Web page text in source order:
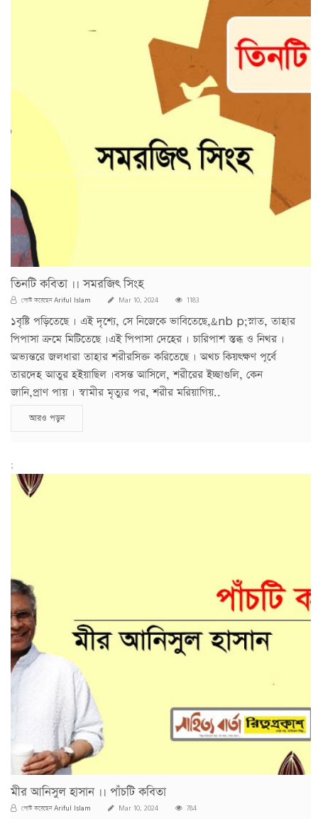
তিনটি কবিতা ।। সমরজিৎ সিংহ
পোস্ট করেছেনAriful Islam Mar 10, 2024 1183
১বৃষ্টি পড়িতেছে । এই দৃশ্যে, সে নিজেকে ভাবিতেছে,&nb p;স্নাত, তাহার
পিপাসা ক্রমে মিটিতেছে ।এই পিপাসা দেহের । চারিপাশ স্তব্ধ ও নিথর ।
অভ্যন্তরে জলধারা তাহার শরীরসিক্ত করিতেছে । অথচ কিয়ৎক্ষণ পূর্বে
তারদেহ আতুর হইয়াছিল ।বসন্ত আসিলে, শরীরের ইচ্ছাগুলি, কেন
জানি,প্রাণ পায় । স্বামীর মৃত্যুর পর, শরীর মরিয়াগিয়..
আরও পড়ুন
;
মীর আনিসুল হাসান ।। পাঁচটি কবিতা
পোস্ট করেছেনAriful Islam Mar 10, 2024 784